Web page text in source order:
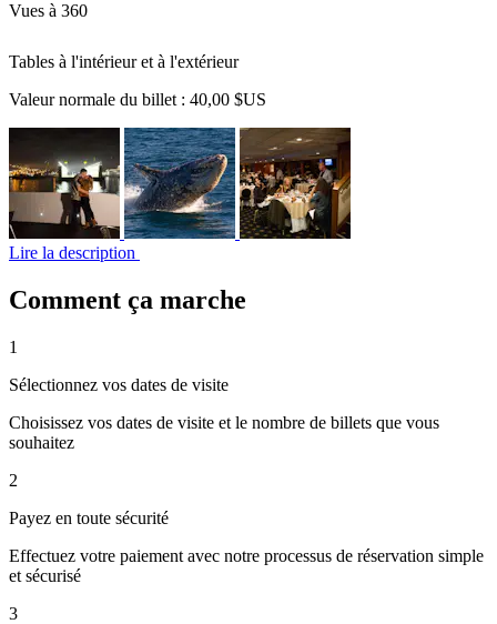
Vues à 360
Tables à l'intérieur et à l'extérieur
Valeur normale du billet : 40,00 $US
Lire la description
Comment ça marche
1
Sélectionnez vos dates de visite
Choisissez vos dates de visite et le nombre de billets que vous
souhaitez
2
Payez en toute sécurité
Effectuez votre paiement avec notre processus de réservation simple
et sécurisé
3